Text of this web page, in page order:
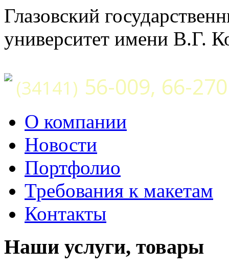
Глазовский
университет имени В.Г.
(34141) 56-009, 66-270
О компании
Новости
Портфолио
Требования к макетам
Контакты
Наши услуги, товары